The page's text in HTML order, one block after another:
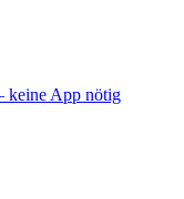
keine App nötig